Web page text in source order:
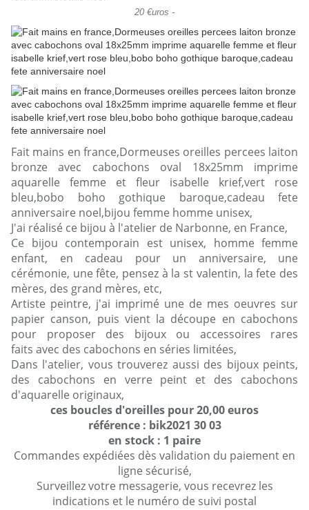
20 €uros -
Fait mains en france,Dormeuses oreilles percees laiton
bronze avec cabochons oval 18x25mm imprime
aquarelle femme et fleur isabelle krief,vert rose
bleu,bobo boho gothique baroque,cadeau fete
anniversaire noel,bijou femme homme unisex,
J'ai réalisé ce bijou à l'atelier de Narbonne, en France,
Ce bijou contemporain est unisex, homme femme
enfant, en cadeau pour un anniversaire, une
cérémonie, une fête, pensez à la st valentin, la fete des
mères, des grand mères, etc,
Artiste peintre, j'ai imprimé une de mes oeuvres sur
papier canson, puis vient la découpe en cabochons
pour proposer des bijoux ou accessoires rares
faits avec des cabochons en séries limitées,
Dans l'atelier, vous trouverez aussi des bijoux peints,
des cabochons en verre peint et des cabochons
d'aquarelle originaux,
ces boucles d'oreilles pour 20,00 euros
référence : bik2021 30 03
en stock : 1 paire
Commandes expédiées dès validation du paiement en
ligne sécurisé,
Surveillez votre messagerie, vous recevrez les
indications et le numéro de suivi postal